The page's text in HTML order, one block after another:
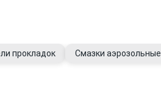
прокладок Смазки аэрозольные